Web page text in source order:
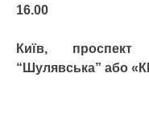
16.00
Київ,
“Шулявська” або